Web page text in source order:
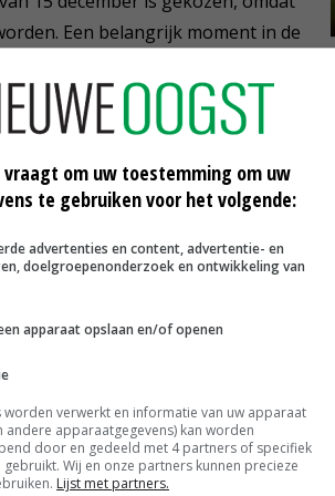
Een belangrijk moment in de
Franse media aan. In totaal zal
in deze periode. Sinds november
op pluimveebedrijven
geruimd om verdere
Vogelgriep bij hobbyhouder in
vraagt om uw toestemming om uw
te gebruiken voor het volgende:
advertenties en content, advertentie- en
doelgroepenonderzoek en ontwikkeling van
apparaat opslaan en/of openen
worden verwerkt en informatie van uw apparaat
andere apparaatgegevens) kan worden
door en gedeeld met 4 partners of specifiek
Wij en onze partners kunnen precieze
Lijst met partners.